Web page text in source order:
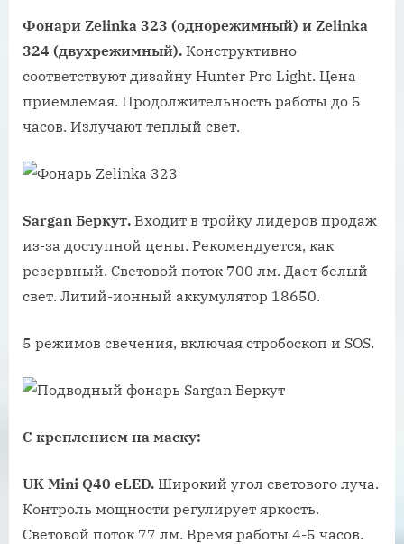
Фонари Zelinka 323 (однорежимный) и Zelinka
324 (двухрежимный). Конструктивно
соответствуют дизайну Hunter Pro Light. Цена
приемлемая. Продолжительность работы до 5
часов. Излучают теплый свет.
Sargan Беркут. Входит в тройку лидеров продаж
из-за доступной цены. Рекомендуется, как
резервный. Световой поток 700 лм. Дает белый
свет. Литий-ионный аккумулятор 18650.
5 режимов свечения, включая стробоскоп и SOS.
С креплением на маску:
UK Mini Q40 eLED. Широкий угол светового луча.
Контроль мощности регулирует яркость.
Световой поток 77 лм. Время работы 4-5 часов.